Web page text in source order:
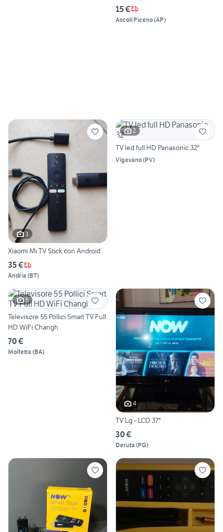
15 €
Ascoli Piceno(AP)
3
Xiaomi Mi TV Stick con Android
35 €
Andria (BT)
2
TV led full HD Panasonic 32"
Vigevano(PV)
5
Televisore 55 Pollici Smart TV Full
HD WiFi Changh
70 €
Molfetta (BA)
4
TV Lg - LCD 37"
30 €
Deruta (PG)